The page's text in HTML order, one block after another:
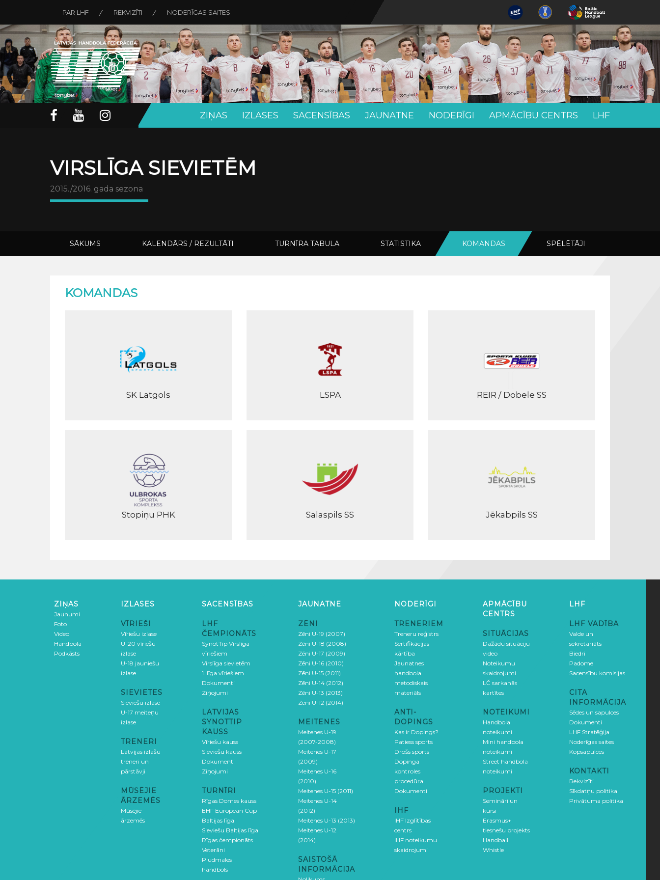
PAR LHF REKVIZĪTI NODERĪGAS SAITES
ZIŅAS IZLASES SACENSĪBAS JAUNATNE NODERĪGI APMĀCĪBU CENTRS LHF
VIRSLĪGA SIEVIETĒM
2015./2016. gada sezona
SĀKUMS KALENDĀRS / REZULTĀTI TURNĪRA TABULA STATISTIKA KOMANDAS SPĒLĒTĀJI
KOMANDAS
SK Latgols LSPA REIR / Dobele SS
Stopiņu PHK Salaspils SS Jēkabpils SS
ZIŅAS
Jaunumi
Foto
Video
Handbola
Podkāsts
IZLASES
VĪRIEŠI
Vīriešu izlase
U-20 vīriešu
izlase
U-18 jauniešu
izlase
SIEVIETES
Sieviešu izlase
U-17 meiteņu
izlase
TRENERI
Latvijas izlašu
treneri un
pārstāvji
MŪSĒJIE
ĀRZEMĒS
Mūsējie
ārzemēs
SACENSĪBAS
LHF
ČEMPIONĀTS
SynotTip Virslīga
vīriešiem
Virslīga sievietēm
1. līga vīriešiem
Dokumenti
Ziņojumi
LATVIJAS
SYNOTTIP
KAUSS
Vīriešu kauss
Sieviešu kauss
Dokumenti
Ziņojumi
TURNĪRI
Rīgas Domes kauss
EHF European Cup
Baltijas līga
Sieviešu Baltijas līga
Rīgas čempionāts
Veterāni
Pludmales
handbols
JAUNATNE
ZĒNI
Zēni U-19 (2007)
Zēni U-18 (2008)
Zēni U-17 (2009)
Zēni U-16 (2010)
Zēni U-15 (2011)
Zēni U-14 (2012)
Zēni U-13 (2013)
Zēni U-12 (2014)
MEITENES
Meitenes U-19
(2007-2008)
Meitenes U-17
(2009)
Meitenes U-16
(2010)
Meitenes U-15 (2011)
Meitenes U-14
(2012)
Meitenes U-13 (2013)
Meitenes U-12
(2014)
SAISTOŠĀ
INFORMĀCIJA
NODERĪGI
TRENERIEM
Treneru reģistrs
Sertifikācijas
kārtība
Jaunatnes
handbola
metodiskais
materiāls
ANTI-
DOPINGS
Kas ir Dopings?
Patiess sports
Drošs sports
Dopinga
kontroles
procedūra
Dokumenti
IHF
IHF Izglītības
centrs
IHF noteikumu
skaidrojumi
APMĀCĪBU
CENTRS
SITUĀCIJAS
Dažādu situāciju
video
Noteikumu
skaidrojumi
LČ sarkanās
kartītes
NOTEIKUMI
Handbola
noteikumi
Mini handbola
noteikumi
Street handbola
noteikumi
PROJEKTI
Semināri un
kursi
Erasmus+
tiesnešu projekts
Handball
Whistle
LHF
LHF VADĪBA
Valde un
sekretariāts
Biedri
Padome
Sacensību komisijas
CITA
INFORMĀCIJA
Sēdes un sapulces
Dokumenti
LHF Stratēģija
Noderīgas saites
Kopsapulces
KONTAKTI
Rekvizīti
Sīkdatņu politika
Privātuma politika